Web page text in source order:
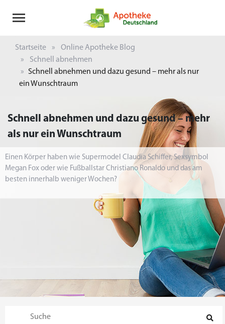
Startseite
Online Apotheke Blog
Schnell abnehmen
Schnell abnehmen und dazu gesund – mehr als nur
ein Wunschtraum
Schnell abnehmen und dazu gesund – mehr
als nur ein Wunschtraum
Einen Körper haben wie Supermodel Claudia Schiffer, Sexsymbol
Megan Fox oder wie Fußballstar Christiano Ronaldo und das am
besten innerhalb weniger Wochen?